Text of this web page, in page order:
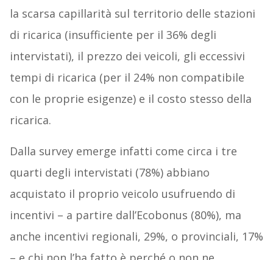
la scarsa capillarità sul territorio delle stazioni
di ricarica (insufficiente per il 36% degli
intervistati), il prezzo dei veicoli, gli eccessivi
tempi di ricarica (per il 24% non compatibile
con le proprie esigenze) e il costo stesso della
ricarica.
Dalla survey emerge infatti come circa i tre
quarti degli intervistati (78%) abbiano
acquistato il proprio veicolo usufruendo di
incentivi – a partire dall’Ecobonus (80%), ma
anche incentivi regionali, 29%, o provinciali, 17%